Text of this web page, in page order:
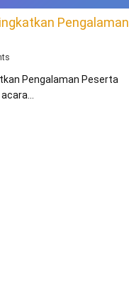
Pengalaman
Pengalaman Peserta